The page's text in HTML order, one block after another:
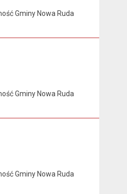
Gminy Nowa Ruda
Gminy Nowa Ruda
Gminy Nowa Ruda